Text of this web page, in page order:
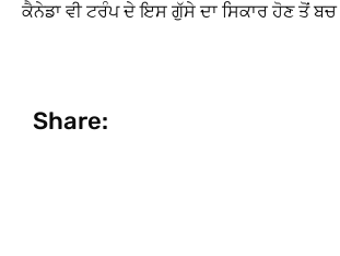
ਕੈਨੇਡਾ ਵੀ ਟਰੰਪ ਦੇ ਇਸ ਗੁੱਸੇ ਦਾ ਸਿਕਾਰ ਹੋਣ ਤੋਂ
Share: